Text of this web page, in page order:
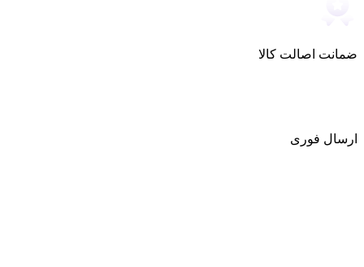
ضمانت اصالت کالا
ارسال فوری